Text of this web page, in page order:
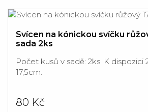
Svícen na kónickou svíčku
sada 2ks
Počet kusů v sadě: 2ks. K dispozici
17,5cm.
80 Kč